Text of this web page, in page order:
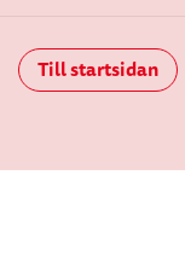
Till startsidan